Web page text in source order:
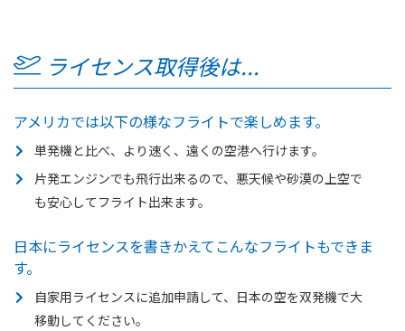
ライセンス取得後は...
アメリカでは以下の様なフライトで楽しめます。
単発機と比べ、より速く、遠くの空港へ行けます。
片発エンジンでも飛行出来るので、悪天候や砂漠の上空で
も安心してフライト出来ます。
日本にライセンスを書きかえてこんなフライトもできま
す。
自家用ライセンスに追加申請して、日本の空を双発機で大
移動してください。